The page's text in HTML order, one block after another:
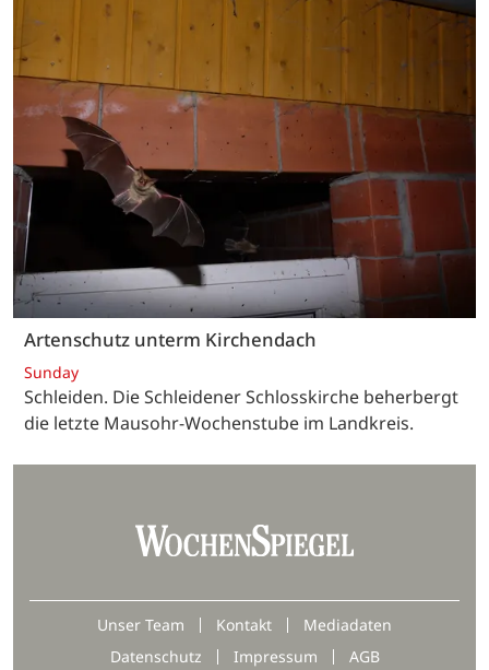
Artenschutz unterm Kirchendach
Sunday
Schleiden. Die Schleidener Schlosskirche beherbergt
die letzte Mausohr-Wochenstube im Landkreis.
Unser Team Kontakt
Mediadaten
Datenschutz
Impressum AGB